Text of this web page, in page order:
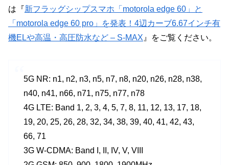
は『新フラッグシップスマホ「motorola edge 60」と
「motorola edge 60 pro」を発表！4辺カーブ6.67インチ有
機ELや高温・高圧防水など – S-MAX 』をご覧ください。
5G NR: n1, n2, n3, n5, n7, n8, n20, n26, n28, n38,
n40, n41, n66, n71, n75, n77, n78
4G LTE: Band 1, 2, 3, 4, 5, 7, 8, 11, 12, 13, 17, 18,
19, 20, 25, 26, 28, 32, 34, 38, 39, 40, 41, 42, 43,
66, 71
3G W-CDMA: Band I, II, IV, V, VIII